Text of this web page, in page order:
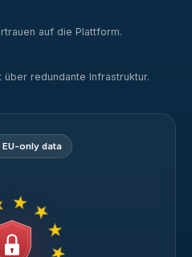
auf die Plattform.
redundante Infrastruktur.
EU-only data